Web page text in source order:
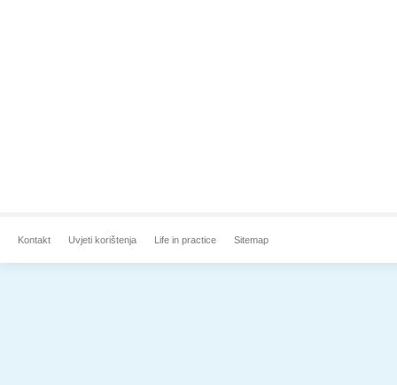
Kontakt Uvjeti korištenja Life in practice Sitemap